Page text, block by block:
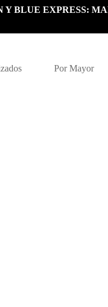
BLUE EXPRESS:
Por Mayor